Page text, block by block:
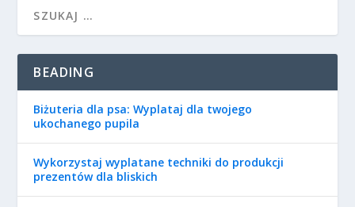
BEADING
Biżuteria dla psa: Wyplataj dla twojego
ukochanego pupila
Wykorzystaj wyplatane techniki do produkcji
prezentów dla bliskich